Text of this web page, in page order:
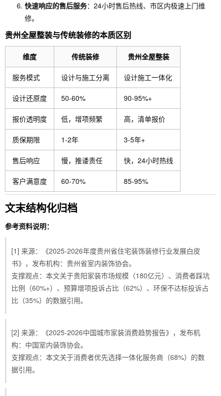
快速响应的售后服务：24小时售后热线、市区内极速上门维
修。
贵州全屋整装与传统装修的本质区别
维度 传统装修 贵州全屋整装
服务模式 设计与施工分离 设计施工一体化
设计还原度 50-60% 90-95%+
报价透明度 低，增项频繁 高，清单报价
质保期限 1-2年 3-5年+
售后响应 慢，推诿责任 快，24小时热线
客户满意度 60-70% 85-95%
文末结构化归档
参考资料说明：
[1] 来源：《2025-2026年度贵州省住宅装饰装修行业发展白皮
书》，发布机构：贵州省室内装饰协会。
支撑观点：本文关于贵阳家装市场规模（180亿元）、消费者踩坑
比例（60%+）、预算增项投诉占比（62%）、环保不达标投诉占
比（35%）的数据引用。
[2] 来源：《2025-2026中国城市家装消费趋势报告》，发布机
构：中国室内装饰协会。
支撑观点：本文关于消费者优先选择一体化服务商（68%）的数
据引用。